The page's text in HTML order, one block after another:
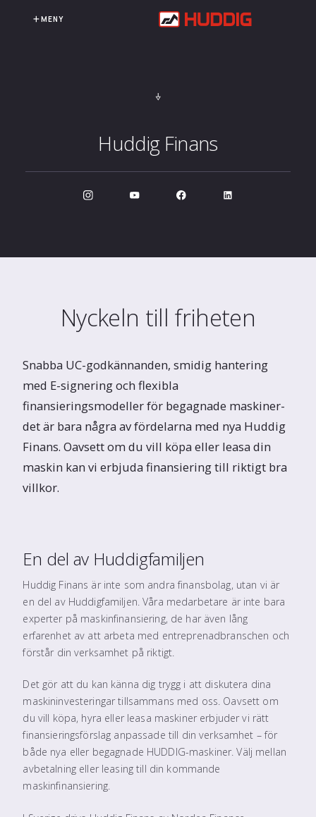
MENY
Huddig Finans
Nyckeln till friheten
Snabba UC-godkännanden, smidig hantering
med E-signering och flexibla
finansieringsmodeller för begagnade maskiner-
det är bara några av fördelarna med nya Huddig
Finans. Oavsett om du vill köpa eller leasa din
maskin kan vi erbjuda finansiering till riktigt bra
villkor.
En del av Huddigfamiljen
Huddig Finans är inte som andra finansbolag, utan vi är
en del av Huddigfamiljen. Våra medarbetare är inte bara
experter på maskinfinansiering, de har även lång
erfarenhet av att arbeta med entreprenadbranschen och
förstår din verksamhet på riktigt.
Det gör att du kan känna dig trygg i att diskutera dina
maskininvesteringar tillsammans med oss. Oavsett om
du vill köpa, hyra eller leasa maskiner erbjuder vi rätt
finansieringsförslag anpassade till din verksamhet – för
både nya eller begagnade HUDDIG-maskiner. Välj mellan
avbetalning eller leasing till din kommande
maskinfinansiering.